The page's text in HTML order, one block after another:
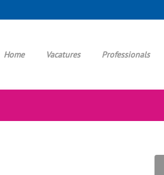
Home Vacatures Professionals